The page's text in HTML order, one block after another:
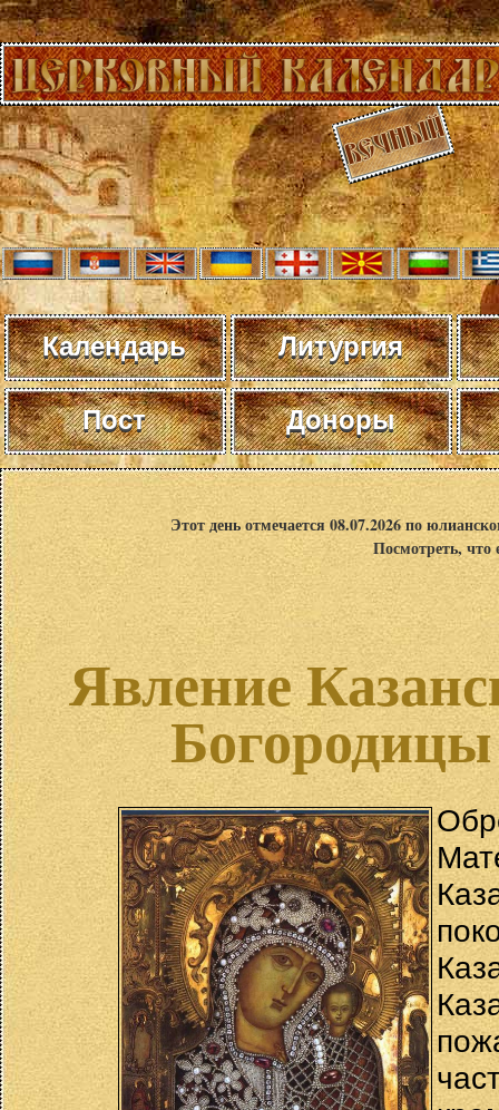
Календарь Литургия
Пост Доноры
Этот день отмечается 08.07.2026 по
Посмотреть,
Явление